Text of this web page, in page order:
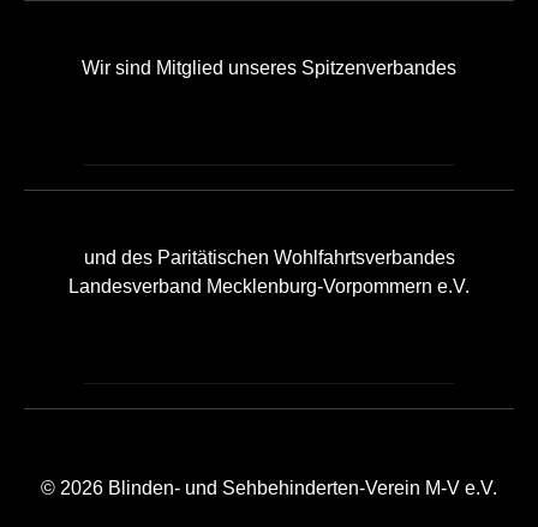
Wir sind Mitglied unseres Spitzenverbandes
und des Paritätischen Wohlfahrtsverbandes
Landesverband Mecklenburg-Vorpommern e.V.
© 2026 Blinden- und Sehbehinderten-Verein M-V e.V.